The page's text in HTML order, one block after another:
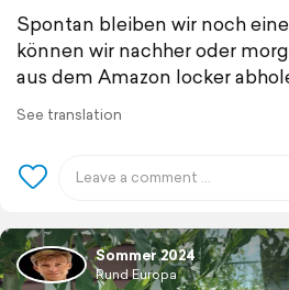
Spontan bleiben wir noch
können wir nachher oder
aus dem Amazon locker
See translation
Sommer 2024
Rund Europa